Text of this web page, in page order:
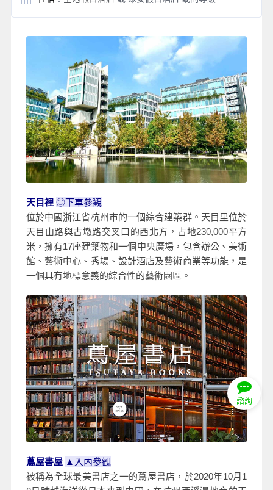
天目裡 ◎下車參觀
位於中國浙江省杭州市的一個綜合建築群。天目里位於
天目山路與古墩路交叉口的西北方，占地230,000平方
米，擁有17座建築物和一個中央廣場，包含辦公、美術
館、藝術中心、秀場、設計酒店及藝術商業等功能，是
一個具有地標意義的綜合性的藝術園區。
蔦屋書屋 ▲ 入內參觀
被稱為全球最美書店之一的蔦屋書店，於2020年10月1
諮詢